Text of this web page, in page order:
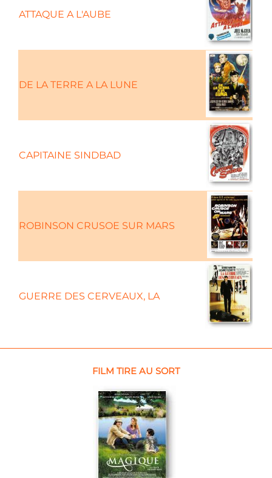
ATTAQUE A L'AUBE
DE LA TERRE A LA LUNE
CAPITAINE SINDBAD
ROBINSON CRUSOE SUR MARS
GUERRE DES CERVEAUX, LA
FILM TIRE AU SORT